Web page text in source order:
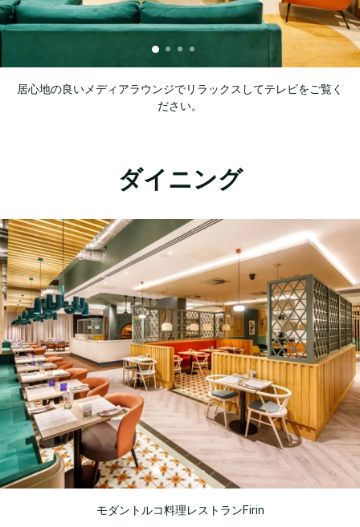
居心地の良いメディアラウンジでリラックスしてテレビをご覧く
ださい。
ダイニング
モダントルコ料理レストランFirin